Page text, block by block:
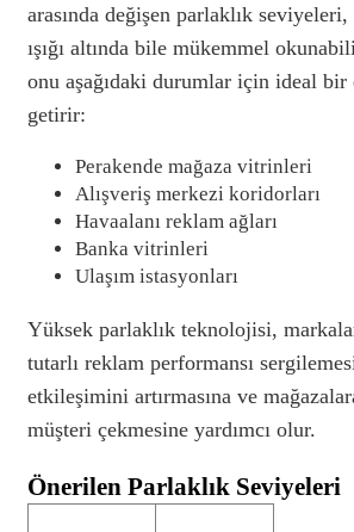
arasında değişen parlaklık
ışığı altında bile mükemmel
onu aşağıdaki durumlar için ideal bir
getirir:
Perakende mağaza vitrinleri
Alışveriş merkezi koridorları
Havaalanı reklam ağları
Banka vitrinleri
Ulaşım istasyonları
Yüksek parlaklık teknolojisi,
tutarlı reklam performansı
etkileşimini artırmasına ve
müşteri çekmesine yardımcı olur.
Önerilen Parlaklık Seviyeleri